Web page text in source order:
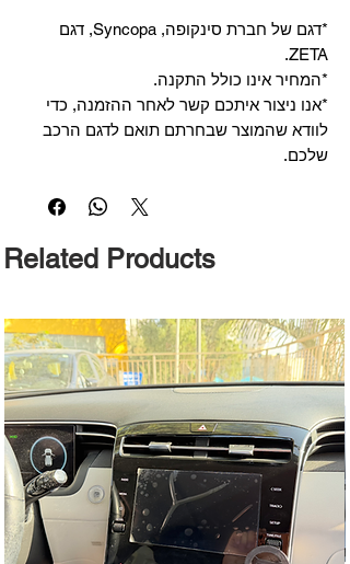
*דגם של חברת סינקופה, Syncopa, דגם
ZETA.
*המחיר אינו כולל התקנה.
*אנו ניצור איתכם קשר לאחר ההזמנה, כדי
לוודא שהמוצר שבחרתם תואם לדגם הרכב
שלכם.
Related Products